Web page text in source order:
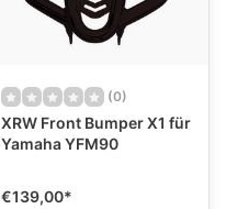
(0)
XRW Front Bumper X1 für
Yamaha YFM90
€139,00*